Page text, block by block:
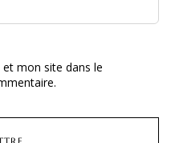
mon site dans le